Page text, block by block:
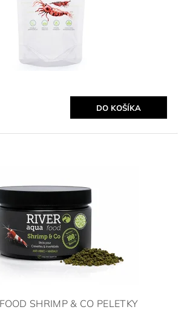
SHRIMP & CO PELETKY